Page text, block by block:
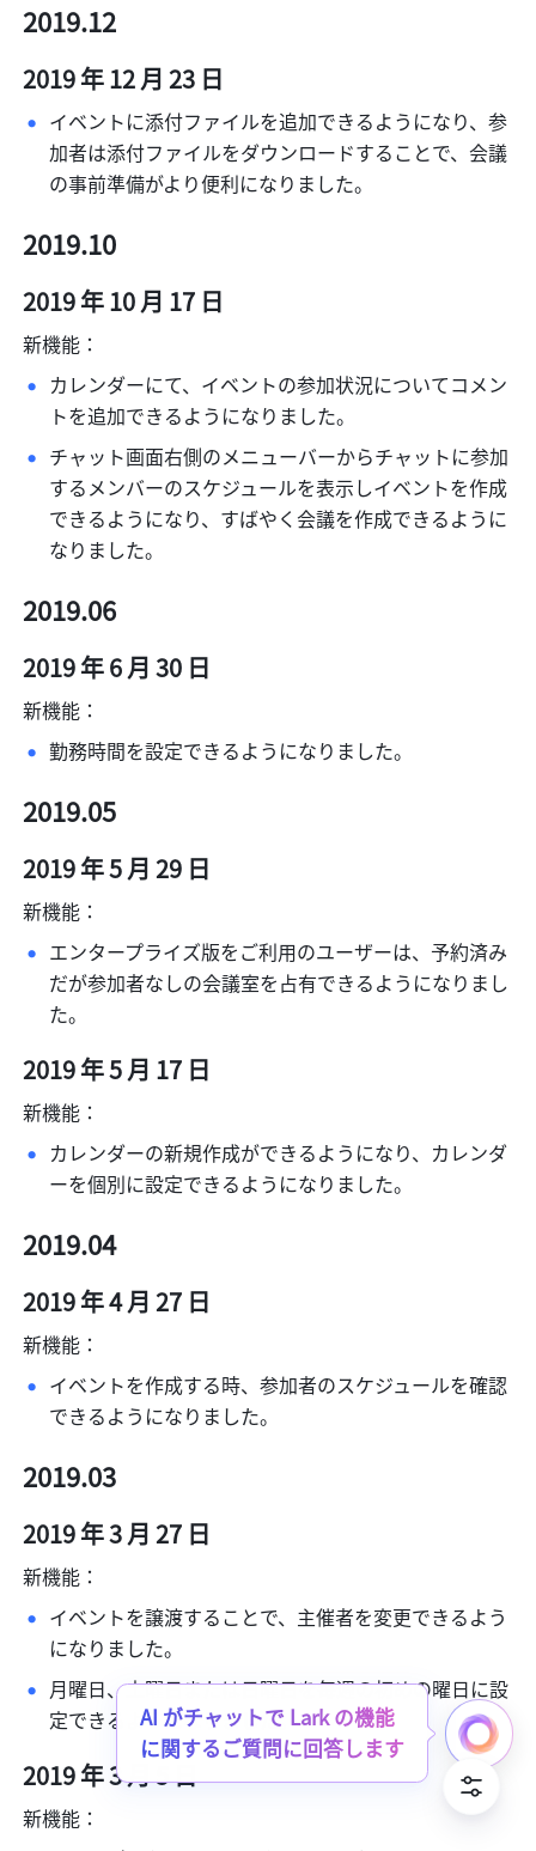
2019.12
2019 年 12 月 23 日
イベントに添付ファイルを追加できるようになり、参
加者は添付ファイルをダウンロードすることで、会議
の事前準備がより便利になりました。
2019.10
2019 年 10 月 17 日
新機能：
カレンダーにて、イベントの参加状況についてコメン
トを追加できるようになりました。
チャット画面右側のメニューバーからチャットに参加
するメンバーのスケジュールを表示しイベントを作成
できるようになり、すばやく会議を作成できるように
なりました。
2019.06
2019 年 6 月 30 日
新機能：
勤務時間を設定できるようになりました。
2019.05
2019 年 5 月 29 日
新機能：
エンタープライズ版をご利用のユーザーは、予約済み
だが参加者なしの会議室を占有できるようになりまし
た。
2019 年 5 月 17 日
新機能：
カレンダーの新規作成ができるようになり、カレンダ
ーを個別に設定できるようになりました。
2019.04
2019 年 4 月 27 日
新機能：
イベントを作成する時、参加者のスケジュールを確認
できるようになりました。
2019.03
2019 年 3 月 27 日
新機能：
イベントを譲渡することで、主催者を変更できるよう
になりました。
月曜日、土曜日または日曜日を毎週の初めの曜日に設
定できるようになりました。
2019 年 3 月 5 日
新機能：